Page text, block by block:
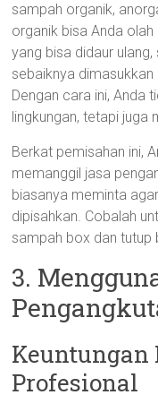
sampah organik,
organik bisa Anda
yang bisa didaur
sebaiknya
Dengan cara ini, Anda
lingkungan, tetapi juga
Berkat pemisahan ini,
memanggil jasa
biasanya meminta
dipisahkan. Cobalah
sampah box dan
3.
Keuntungan
Profesional